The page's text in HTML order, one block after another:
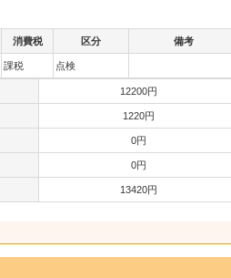
消費税 区分 備考
課税 点検
12200円
1220円
0円
0円
13420円